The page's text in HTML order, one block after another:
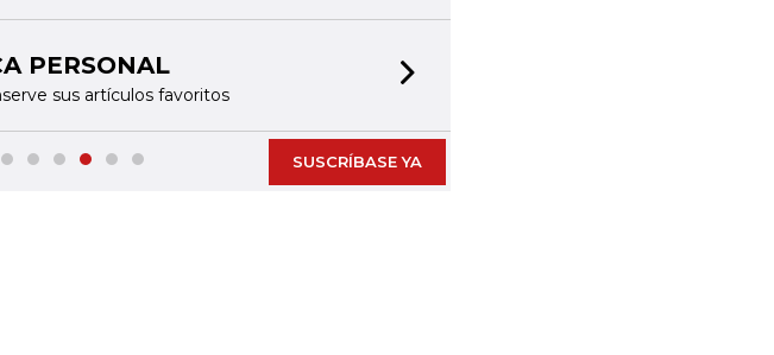
PERSONAL
sus artículos favoritos
SUSCRÍBASE YA